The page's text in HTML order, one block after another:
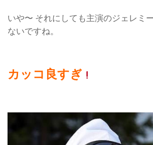
いや〜 それにしても主演のジェレミ
ないですね。
カッコ良すぎ